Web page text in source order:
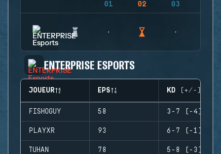
01 02 03
ENTERPRISE ESPORTS
JOUEUR EPS KD (+/-)
FISHOGUY 58 3-7 (-4)
PLAYXR 93 6-7 (-1)
TUHAN 78 5-8 (-3)